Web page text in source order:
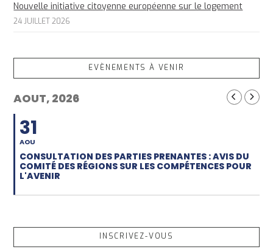
Nouvelle initiative citoyenne européenne sur le logement
24 JUILLET 2026
EVÈNEMENTS À VENIR
AOUT, 2026
31
AOU
CONSULTATION DES PARTIES PRENANTES : AVIS DU
COMITÉ DES RÉGIONS SUR LES COMPÉTENCES POUR
L'AVENIR
INSCRIVEZ-VOUS